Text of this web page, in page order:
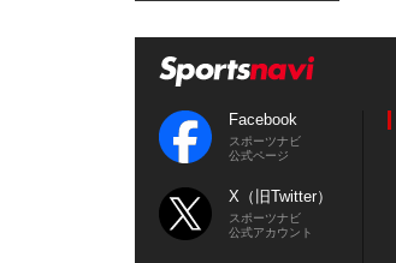
Facebook
スポーツナビ
公式ページ
X（旧Twitter）
スポーツナビ
公式アカウント